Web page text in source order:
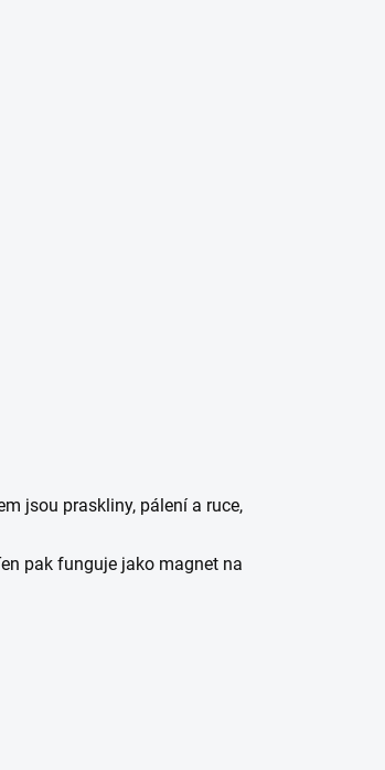
jsou praskliny, pálení a ruce,
pak funguje jako magnet na